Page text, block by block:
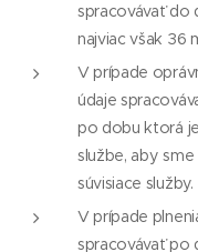
spracovávať do
najviac však 36
V prípade
údaje
po dobu ktorá
službe, aby
súvisiace služby.
V prípade
spracovávať po